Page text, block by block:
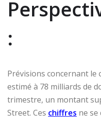
:
Prévisions concernant le
estimé à 78 milliards de
trimestre, un montant
Street. Ces chiffres ne se